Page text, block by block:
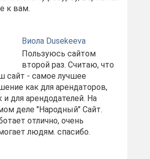
к вам.
Виола Dusekeeva
Пользуюсь сайтом
второй раз. Считаю, что
сайт - самое лучшее
как для арендаторов,
и для арендодателей. На
деле "Народный" Сайт.
отлично, очень
людям. спасибо.